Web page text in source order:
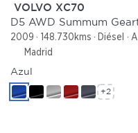
VOLVO XC70
D5 AWD Summum
2009 148.730kms Diésel
Madrid
Azul
+2